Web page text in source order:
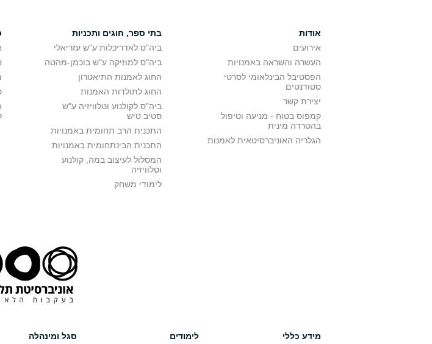
אודות
אירועים
העשרה והשראה באמנויות
הפסטיבל הבינלאומי לסרטי
סטודנטים
יצירת קשר
קמפוס בטוח - מניעה וטיפול
בהטרדה מינית
הגלריה האוניברסיטאית לאמנות
בתי ספר, חוגים ותכניות
ביה"ס לאדריכלות ע"ש עזריאלי
ביה"ס למוזיקה ע"ש בוכמן-מהטה
החוג לאמנות התיאטרון
החוג לתולדות האמנות
ביה"ס לקולנוע וטלוויזיה ע"ש
סטיב טיש
התכנית הרב תחומית באמנויות
התכנית הבינתחומית באמנויות
המסלול לעיצוב במה, קולנוע
וטלוויזיה
לימודי משחק
מידע כללי
לימודים
סגל ומינהלה